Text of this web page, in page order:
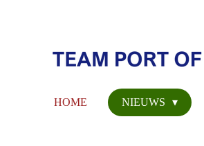
HOME NIEUWS